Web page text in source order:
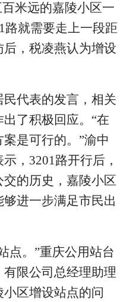
米远的嘉陵小区一
路就需要走上一段距
，税凌燕认为增设
代表的发言，相关
了积极回应。“在
是可行的。”渝中
，3201路开行后，
的历史，嘉陵小区
进一步满足市民出
点。”重庆公用站台
限公司总经理助理
区增设站点的问